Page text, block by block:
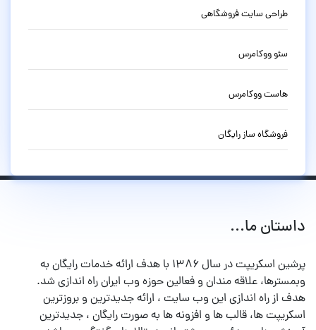
طراحی سایت فروشگاهی
سئو ووکامرس
هاست ووکامرس
فروشگاه ساز رایگان
داستان ما...
پرشین اسکریپت در سال ۱۳۸۶ با هدف ارائه خدمات رایگان به
وبمسترها، علاقه مندان و فعالین حوزه وب ایران راه اندازی شد.
هدف از راه اندازی این وب سایت ، ارائه جدیدترین و بروزترین
اسکریپت ها، قالب ها و افزونه ها به صورت رایگان ، جدیدترین